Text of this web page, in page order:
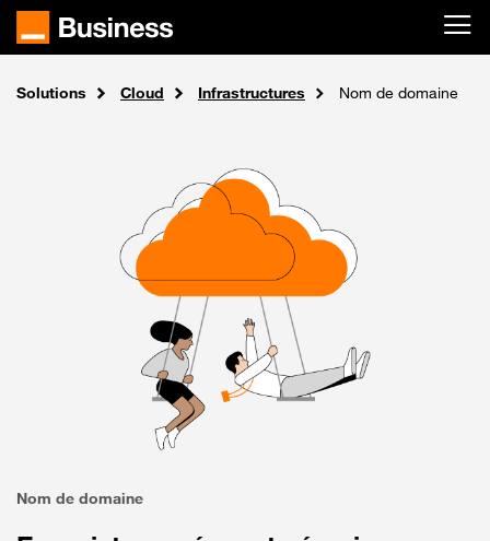
Passer au contenu principal
Accueil
Solutions Cloud Infrastructures Nom de domaine
Nom de domaine